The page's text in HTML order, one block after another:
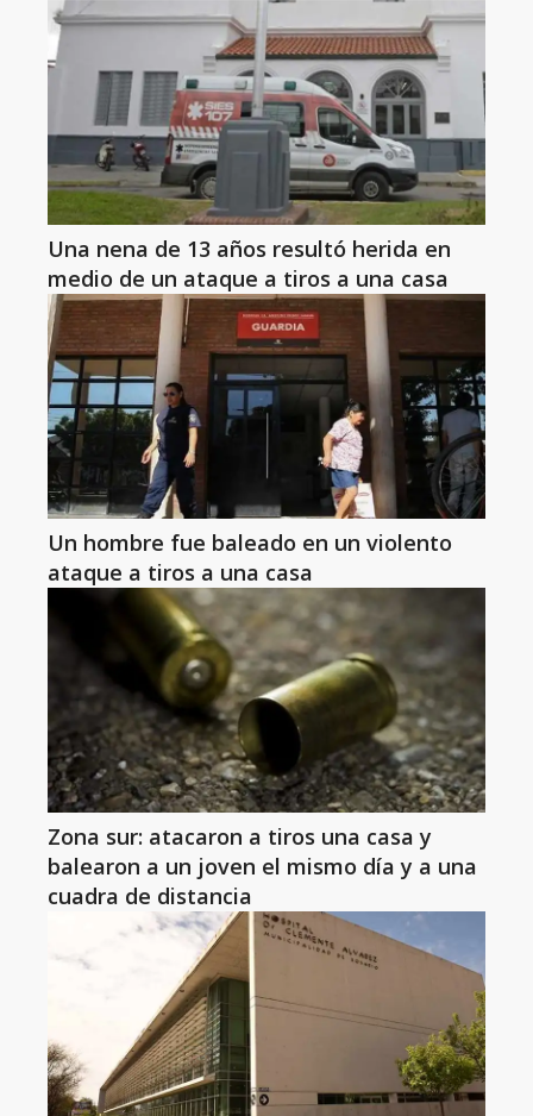
Una nena de 13 años resultó herida en
medio de un ataque a tiros a una casa
Un hombre fue baleado en un violento
ataque a tiros a una casa
Zona sur: atacaron a tiros una casa y
balearon a un joven el mismo día y a una
cuadra de distancia